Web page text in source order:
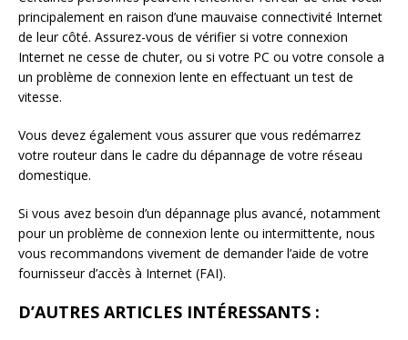
principalement en raison d’une mauvaise connectivité Internet
de leur côté. Assurez-vous de vérifier si votre connexion
Internet ne cesse de chuter, ou si votre PC ou votre console a
un problème de connexion lente en effectuant un test de
vitesse.
Vous devez également vous assurer que vous redémarrez
votre routeur dans le cadre du dépannage de votre réseau
domestique.
Si vous avez besoin d’un dépannage plus avancé, notamment
pour un problème de connexion lente ou intermittente, nous
vous recommandons vivement de demander l’aide de votre
fournisseur d’accès à Internet (FAI).
D’AUTRES ARTICLES INTÉRESSANTS :